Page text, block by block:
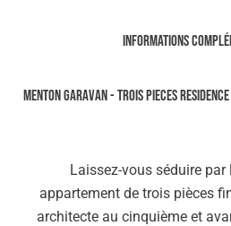
Informations
MENTON GARAVAN - TROIS PIECES
Laissez-vous séduire par
appartement de trois pièces
architecte au cinquième et